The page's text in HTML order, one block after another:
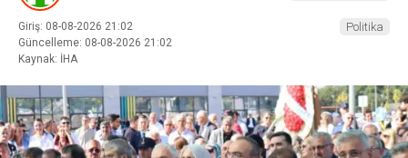
Giriş: 08-08-2026 21:02
Güncelleme: 08-08-2026 21:02
Kaynak: İHA
Politika